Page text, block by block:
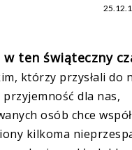
ten świąteczny
którzy przysłali do
dla nas,
osób chce
kilkoma